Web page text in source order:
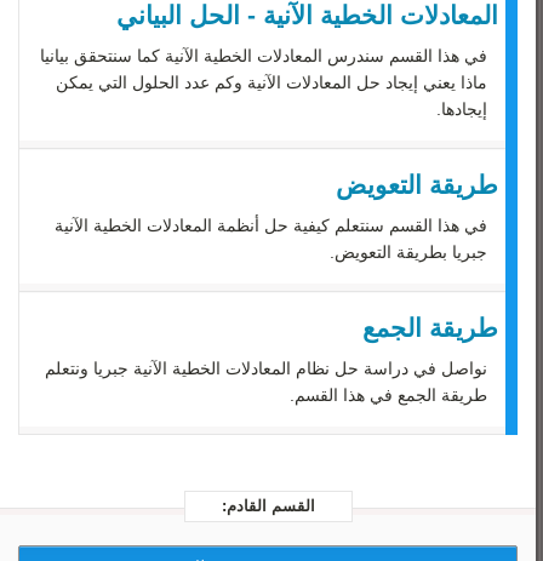
المعادلات الخطية الآنية - الحل البياني
في هذا القسم سندرس المعادلات الخطية الآنية كما سنتحقق بيانيا
ماذا يعني إيجاد حل المعادلات الآنية وكم عدد الحلول التي يمكن
إيجادها.
طريقة التعويض
في هذا القسم سنتعلم كيفية حل أنظمة المعادلات الخطية الآنية
جبريا بطريقة التعويض.
طريقة الجمع
نواصل في دراسة حل نظام المعادلات الخطية الآنية جبريا ونتعلم
طريقة الجمع في هذا القسم.
القسم القادم:
رياضيات 3
رياضيات 4
رياضيات 5